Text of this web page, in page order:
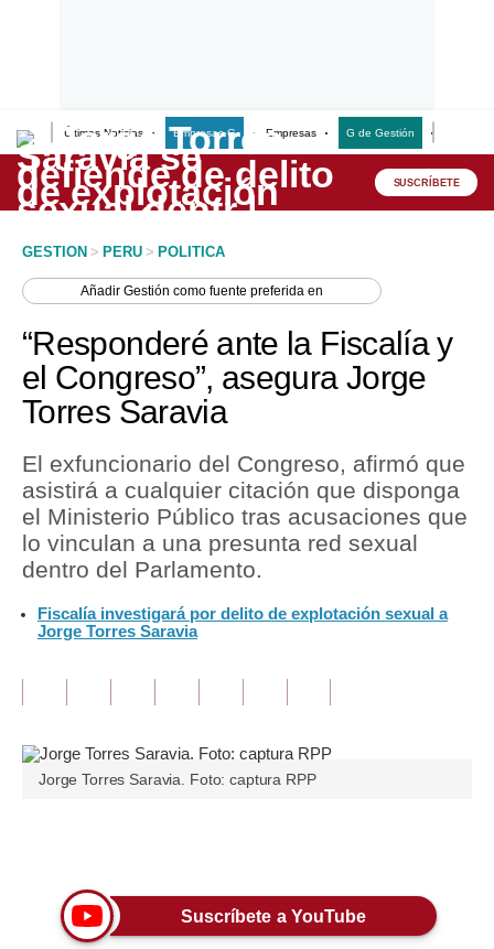
Últimas Noticias Empresas G Empresas G de Gestión
Lo último
Peru Quiosco
Economía
Mercados
Política
Tu Dinero
Finanzas Personales
Inmobiliarias
Opinión
Editorial
Tendencias
Lujo
SUSCRÍBETE
GESTION > PERU > POLITICA
AñadirGestión como fuente preferida en
“Responderé ante la Fiscalía y
el Congreso”, asegura Jorge
Torres Saravia
El exfuncionario del Congreso, afirmó que
asistirá a cualquier citación que disponga
el Ministerio Público tras acusaciones que
lo vinculan a una presunta red sexual
dentro del Parlamento.
Fiscalía investigará por delito de explotación sexual a
Jorge Torres Saravia
Jorge Torres Saravia. Foto: captura RPP
Suscríbete a YouTube